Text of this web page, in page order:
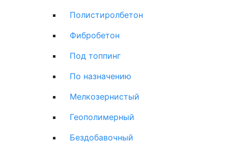
Полистиролбетон
Фибробетон
Под топпинг
По назначению
Мелкозернистый
Геополимерный
Бездобавочный